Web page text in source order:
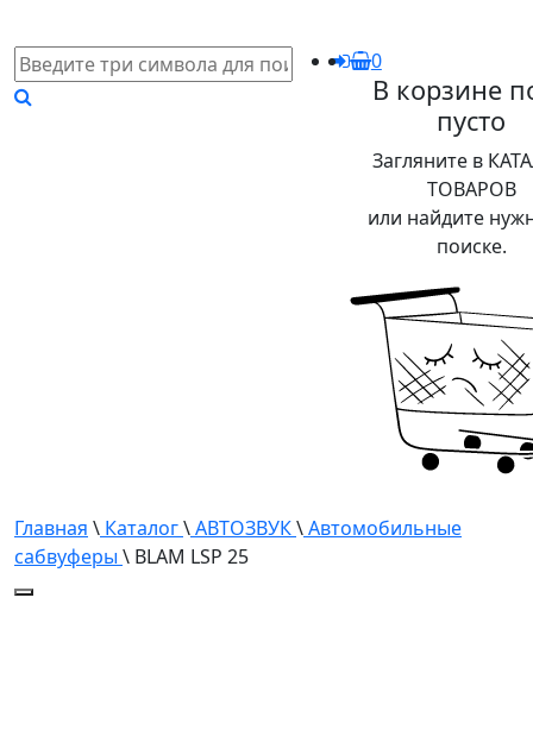
0
В корзине
пусто
Загляните в
ТОВАРОВ
или найдите
поиске.
Главная \ Каталог\АВТОЗВУК\Автомобильные
сабвуферы \ BLAM LSP 25